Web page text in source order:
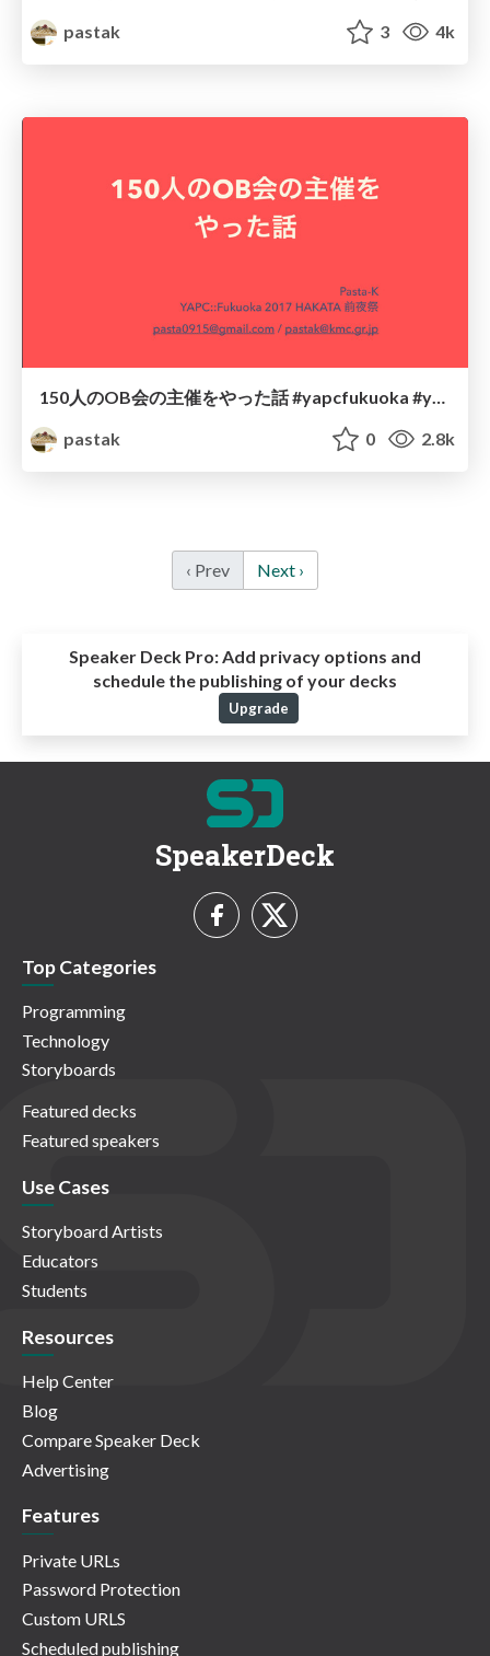
pastak
3 4k
150人のOB会の主催をやった話 #yapcfukuoka #yapcjapan
pastak
0 2.8k
‹ Prev Next ›
Speaker Deck Pro:Add privacy options and
schedule the publishing of your decks
Upgrade
SpeakerDeck
Top Categories
Programming
Technology
Storyboards
Featured decks
Featured speakers
Use Cases
Storyboard Artists
Educators
Students
Resources
Help Center
Blog
Compare Speaker Deck
Advertising
Features
Private URLs
Password Protection
Custom URLS
Scheduled publishing